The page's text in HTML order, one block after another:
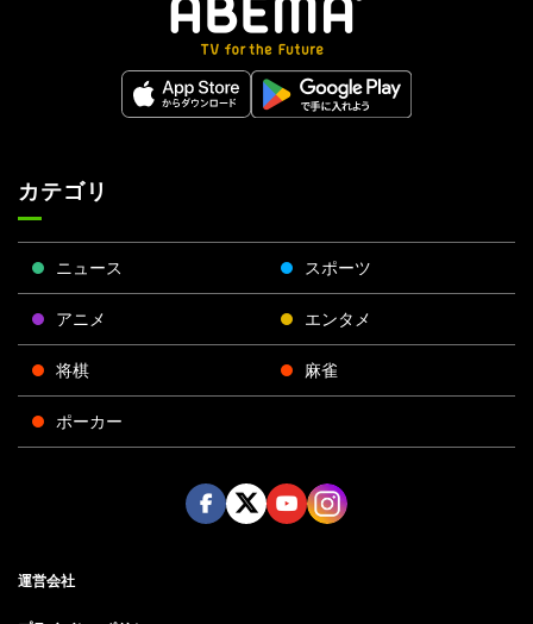
カテゴリ
ニュース スポーツ
アニメ エンタメ
将棋 麻雀
ポーカー
運営会社